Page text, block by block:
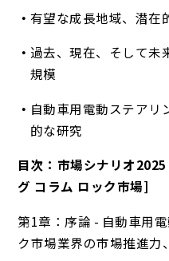
有望な成長地域、潜在
過去、現在、そして未
規模
自動車用電動ステアリ
的な研究
目次：市場シナリオ
グ コラム ロック市場]
第1章：序論 - 自動車用
ク市場業界の市場推進力